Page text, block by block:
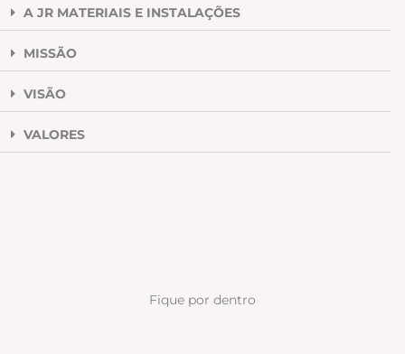
A JR MATERIAIS E INSTALAÇÕES
MISSÃO
VISÃO
VALORES
Fique por dentro